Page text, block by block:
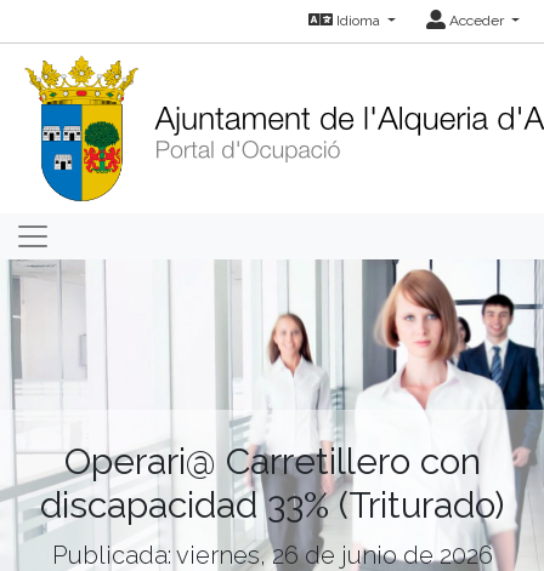
Idioma Acceder
Operari@ Carretillero con
discapacidad 33% (Triturado)
Publicada: viernes, 26 de junio de 2026